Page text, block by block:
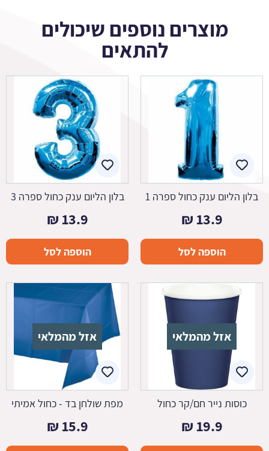
מוצרים נוספים שיכולים
להתאים
בלון הליום ענק כחול ספרה 1
13.9
₪
הוספה לסל
בלון הליום ענק כחול ספרה 3
13.9
₪
הוספה לסל
אזל מהמלאי
כוסות נייר חם/קר כחול
19.9
₪
אזל מהמלאי
מפת שולחן בד - כחול אמיתי
15.9
₪